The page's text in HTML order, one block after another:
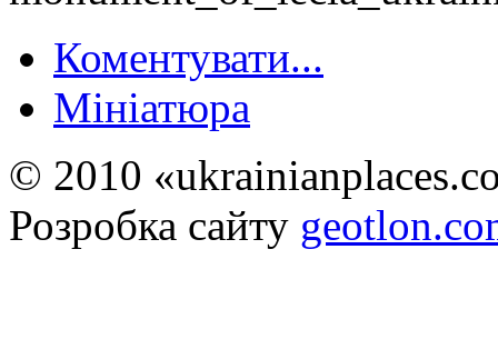
Коментувати...
Мініатюра
© 2010
Розробка сайту